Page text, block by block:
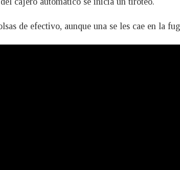
de efectivo, aunque una se les cae en la